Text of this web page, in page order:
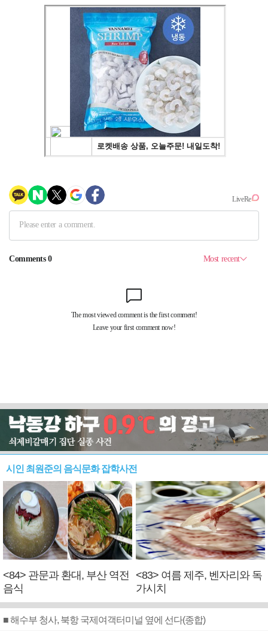
시인 최원준의 음식문화 잡학사전
<84> 관문과 환대, 부산 역전
음식
<83> 여름 제주, 벤자리와 독
가시치
■ 해수부 청사, 북항 국제여객터미널 옆에 선다(종합)